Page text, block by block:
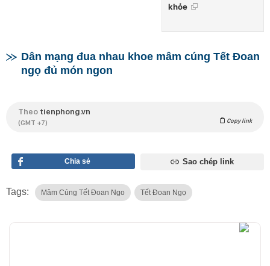
khỏe
Dân mạng đua nhau khoe mâm cúng Tết Đoan
ngọ đủ món ngon
Theo tienphong.vn
(GMT +7) Copy link
Chia sẻ Sao chép link
Tags: Mâm Cúng Tết Đoan Ngo Tết Đoan Ngọ